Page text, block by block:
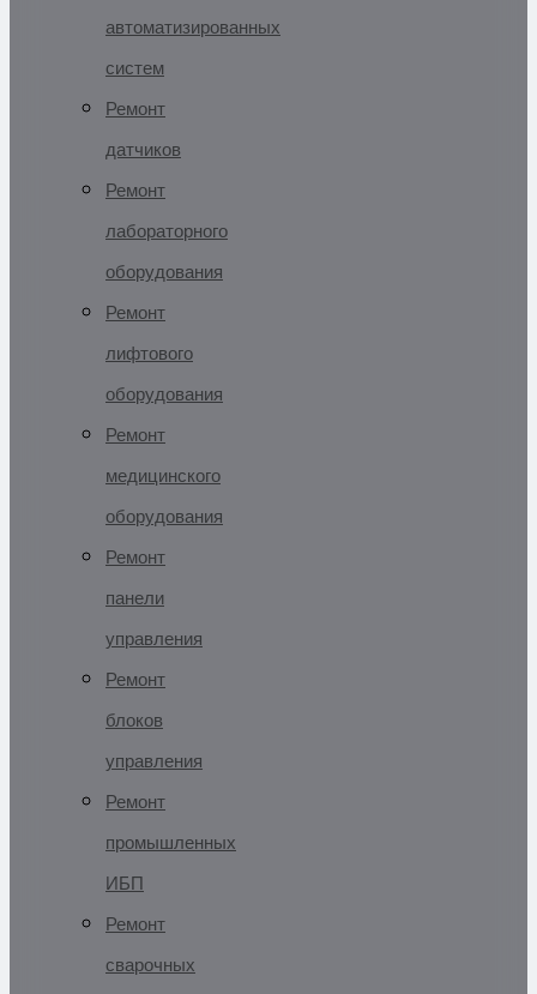
автоматизированных
систем
Ремонт
датчиков
Ремонт
лабораторного
оборудования
Ремонт
лифтового
оборудования
Ремонт
медицинского
оборудования
Ремонт
панели
управления
Ремонт
блоков
управления
Ремонт
промышленных
ИБП
Ремонт
сварочных